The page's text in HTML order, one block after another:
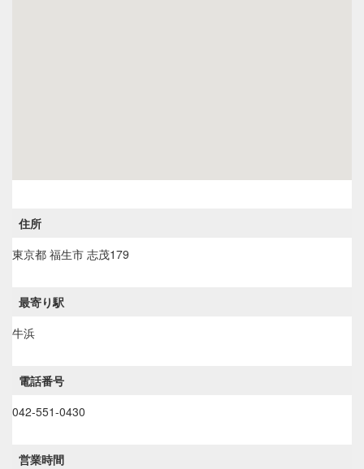
住所
東京都 福生市 志茂179
最寄り駅
牛浜
電話番号
042-551-0430
営業時間